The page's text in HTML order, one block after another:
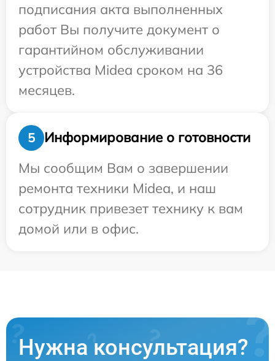
подписания акта выполненных
работ Вы получите документ о
гарантийном обслуживании
устройства Midea сроком на 36
месяцев.
5
Информирование о готовности
Мы сообщим Вам о завершении
ремонта техники Midea, и наш
сотрудник привезет технику к вам
домой или в офис.
Нужна консультация?